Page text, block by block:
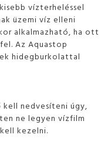
vízterheléssel
üzemi víz elleni
alkalmazható, ha ott
Az Aquastop
hidegburkolattal
nedvesíteni úgy,
ne legyen vízfilm
kezelni.